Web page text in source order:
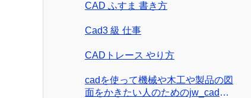
CAD ふすま 書き方
Cad3 級 仕事
CADトレース やり方
cadを使って機械や木工や製品の図
面をかきたい人のためのjw_cad製